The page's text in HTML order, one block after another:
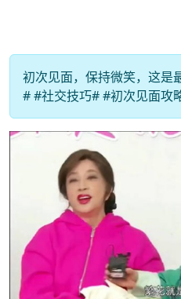
初次见面，保持微笑，这是
# #社交技巧# #初次见面攻